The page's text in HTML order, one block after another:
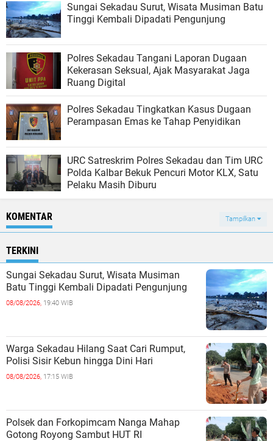
Sungai Sekadau Surut, Wisata Musiman Batu
Tinggi Kembali Dipadati Pengunjung
Polres Sekadau Tangani Laporan Dugaan
Kekerasan Seksual, Ajak Masyarakat Jaga
Ruang Digital
Polres Sekadau Tingkatkan Kasus Dugaan
Perampasan Emas ke Tahap Penyidikan
URC Satreskrim Polres Sekadau dan Tim URC
Polda Kalbar Bekuk Pencuri Motor KLX, Satu
Pelaku Masih Diburu
KOMENTAR Tampilkan
TERKINI
Sungai Sekadau Surut, Wisata Musiman
Batu Tinggi Kembali Dipadati Pengunjung
08/08/2026, 19:40 WIB
Warga Sekadau Hilang Saat Cari Rumput,
Polisi Sisir Kebun hingga Dini Hari
08/08/2026, 17:15 WIB
Polsek dan Forkopimcam Nanga Mahap
Gotong Royong Sambut HUT RI